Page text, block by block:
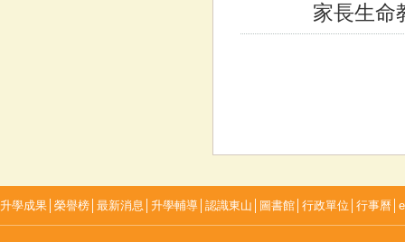
家長生命
升學成果 榮譽榜 最新消息 升學輔導 認識東山 圖書館 行政單位 行事曆